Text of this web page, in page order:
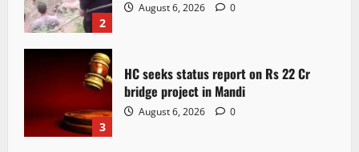
2
August 6, 2026 0
3
HC seeks status report on Rs 22 Cr
bridge project in Mandi
August 6, 2026 0